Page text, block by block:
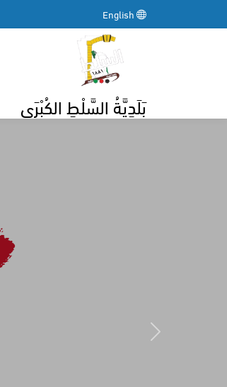
بَلَدِيَّةُ السَّلْطِ الكُبْرَى